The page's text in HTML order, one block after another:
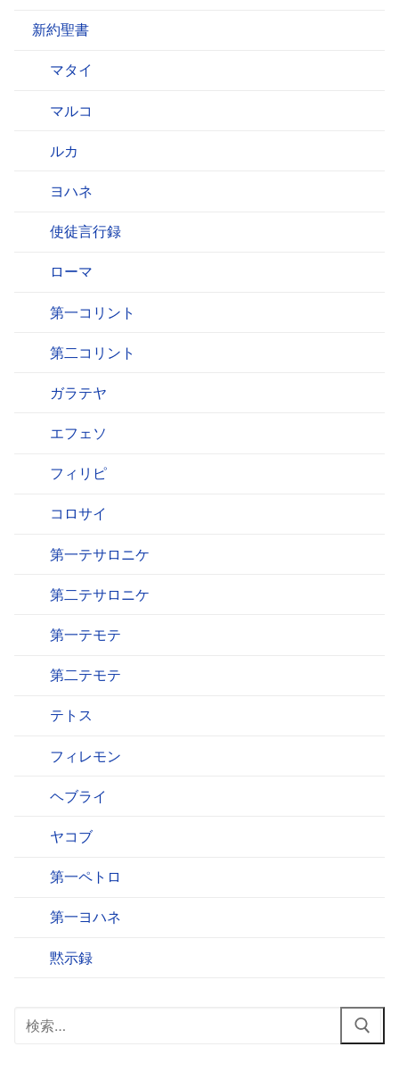
新約聖書
マタイ
マルコ
ルカ
ヨハネ
使徒言行録
ローマ
第一コリント
第二コリント
ガラテヤ
エフェソ
フィリピ
コロサイ
第一テサロニケ
第二テサロニケ
第一テモテ
第二テモテ
テトス
フィレモン
ヘブライ
ヤコブ
第一ペトロ
第一ヨハネ
黙示録